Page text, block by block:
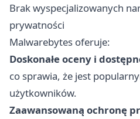
Brak wyspecjalizowanych
prywatności
Malwarebytes oferuje:
Doskonałe oceny i
co sprawia, że jest
użytkowników.
Zaawansowaną ochronę